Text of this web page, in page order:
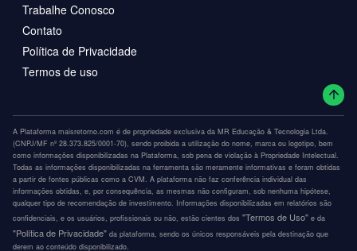
Trabalhe Conosco
Contato
Política de Privacidade
Termos de uso
A Plataforma maisretorno.com é de propriedade exclusiva da MR Educação & Tecnologia Ltda.
(CNPJ/MF nº 28.373.825/0001-70), sendo proibida a utilização do nome, marca ou logotipo, bem
como informações disponibilizadas na Plataforma, sob pena de violação à Propriedade Intelectual.
Todas as informações disponibilizadas na ferramenta são meramente informativas e foram obtidas
a partir de fontes públicas como a CVM. A plataforma não faz conferência individual das
informações obtidas, e, por consequência, as mesmas não configuram, sob nenhuma hipótese,
qualquer tipo de recomendação de investimento. Informações disponibilizadas em relatórios são
confidenciais, e os usuários, profissionais ou não, estão cientes dos "Termos de Uso" e da
"Política de Privacidade" da plataforma, sendo os únicos responsáveis pela destinação que
derem ao conteúdo disponibilizado.